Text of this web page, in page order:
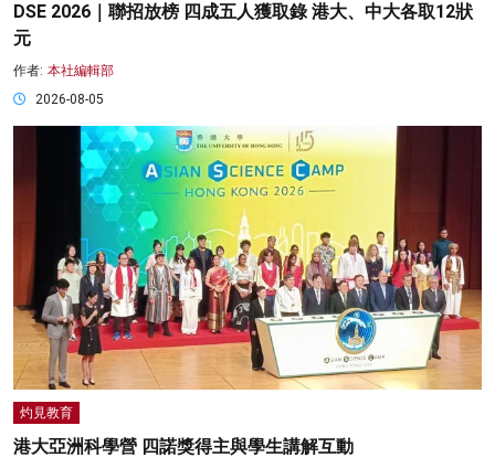
DSE 2026｜聯招放榜 四成五人獲取錄 港大、中大各取12狀
元
作者: 本社編輯部
2026-08-05
灼見教育
港大亞洲科學營 四諾獎得主與學生講解互動